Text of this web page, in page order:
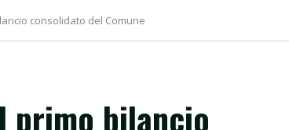
consolidato del Comune
primo bilancio